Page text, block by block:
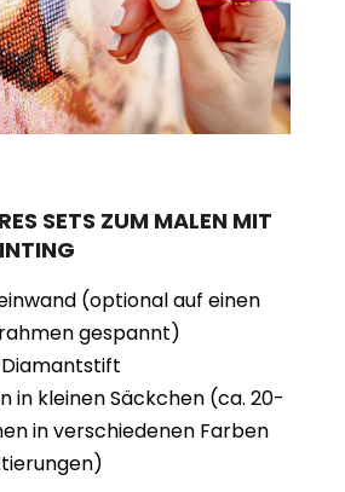
SETS ZUM MALEN MIT
(optional auf einen
gespannt)
in kleinen Säckchen (ca. 20-
in verschiedenen Farben